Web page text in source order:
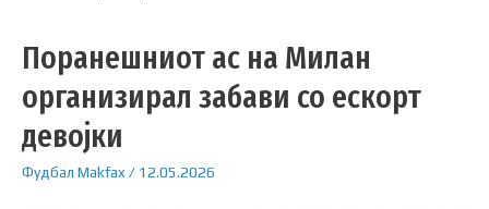
Поранешниот ас на Милан
организирал забави со ескорт
девојки
Фудбал Makfax / 12.05.2026